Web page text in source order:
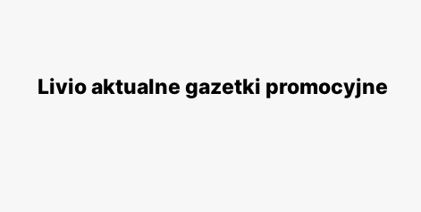
Livio aktualne gazetki promocyjne